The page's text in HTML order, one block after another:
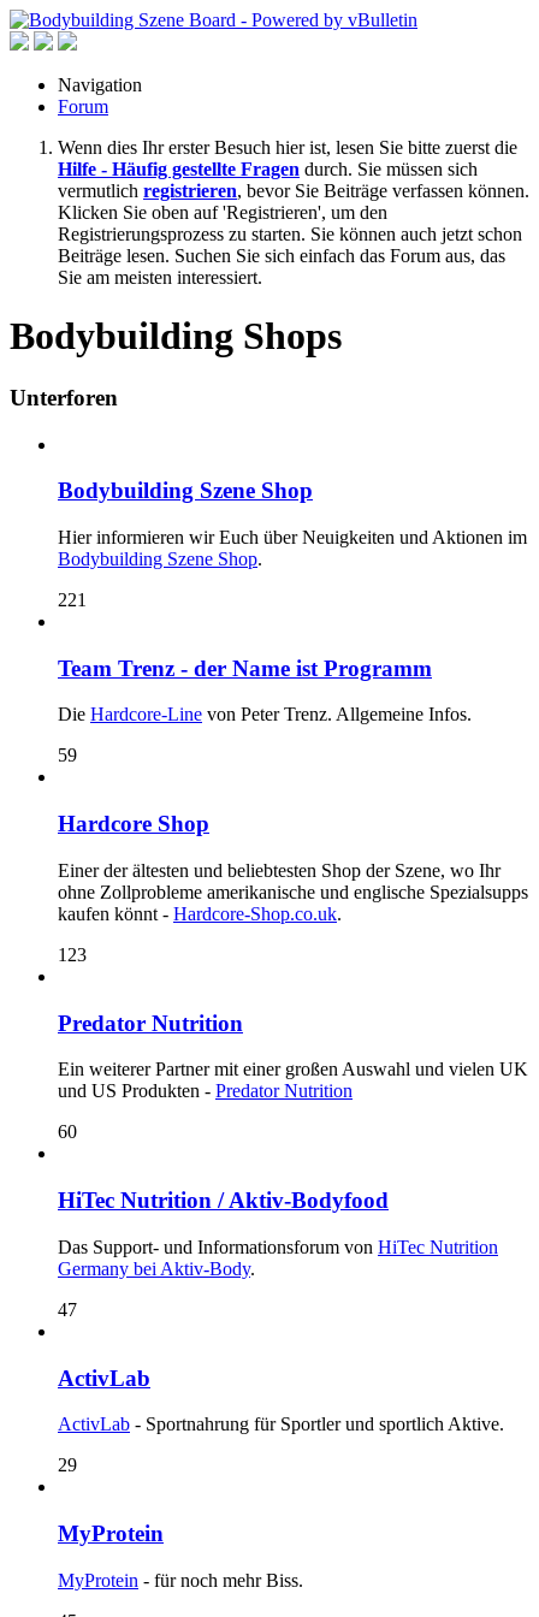
Navigation
Forum
Wenn dies Ihr erster Besuch hier ist, lesen Sie bitte zuerst die
Hilfe - Häufig gestellte Fragen durch. Sie müssen sich
vermutlich registrieren, bevor Sie Beiträge verfassen können.
Klicken Sie oben auf 'Registrieren', um den
Registrierungsprozess zu starten. Sie können auch jetzt schon
Beiträge lesen. Suchen Sie sich einfach das Forum aus, das
Sie am meisten interessiert.
Bodybuilding Shops
Unterforen
Bodybuilding Szene Shop
Hier informieren wir Euch über Neuigkeiten und Aktionen im
Bodybuilding Szene Shop.
221
Team Trenz - der Name ist Programm
Die Hardcore-Line von Peter Trenz. Allgemeine Infos.
59
Hardcore Shop
Einer der ältesten und beliebtesten Shop der Szene, wo Ihr
ohne Zollprobleme amerikanische und englische Spezialsupps
kaufen könnt - Hardcore-Shop.co.uk.
123
Predator Nutrition
Ein weiterer Partner mit einer großen Auswahl und vielen UK
und US Produkten - Predator Nutrition
60
HiTec Nutrition / Aktiv-Bodyfood
Das Support- und Informationsforum von HiTec Nutrition
Germany bei Aktiv-Body.
47
ActivLab
ActivLab - Sportnahrung für Sportler und sportlich Aktive.
29
MyProtein
MyProtein - für noch mehr Biss.